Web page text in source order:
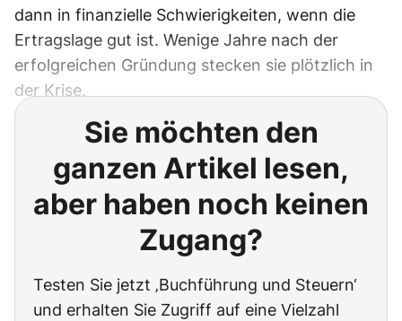
dann in finanzielle Schwierigkeiten, wenn die
Ertragslage gut ist. Wenige Jahre nach der
erfolgreichen Gründung stecken sie plötzlich in
der Krise.
Sie möchten den
ganzen Artikel lesen,
aber haben noch keinen
Zugang?
Testen Sie jetzt ‚Buchführung und Steuern‘
und erhalten Sie Zugriff auf eine Vielzahl